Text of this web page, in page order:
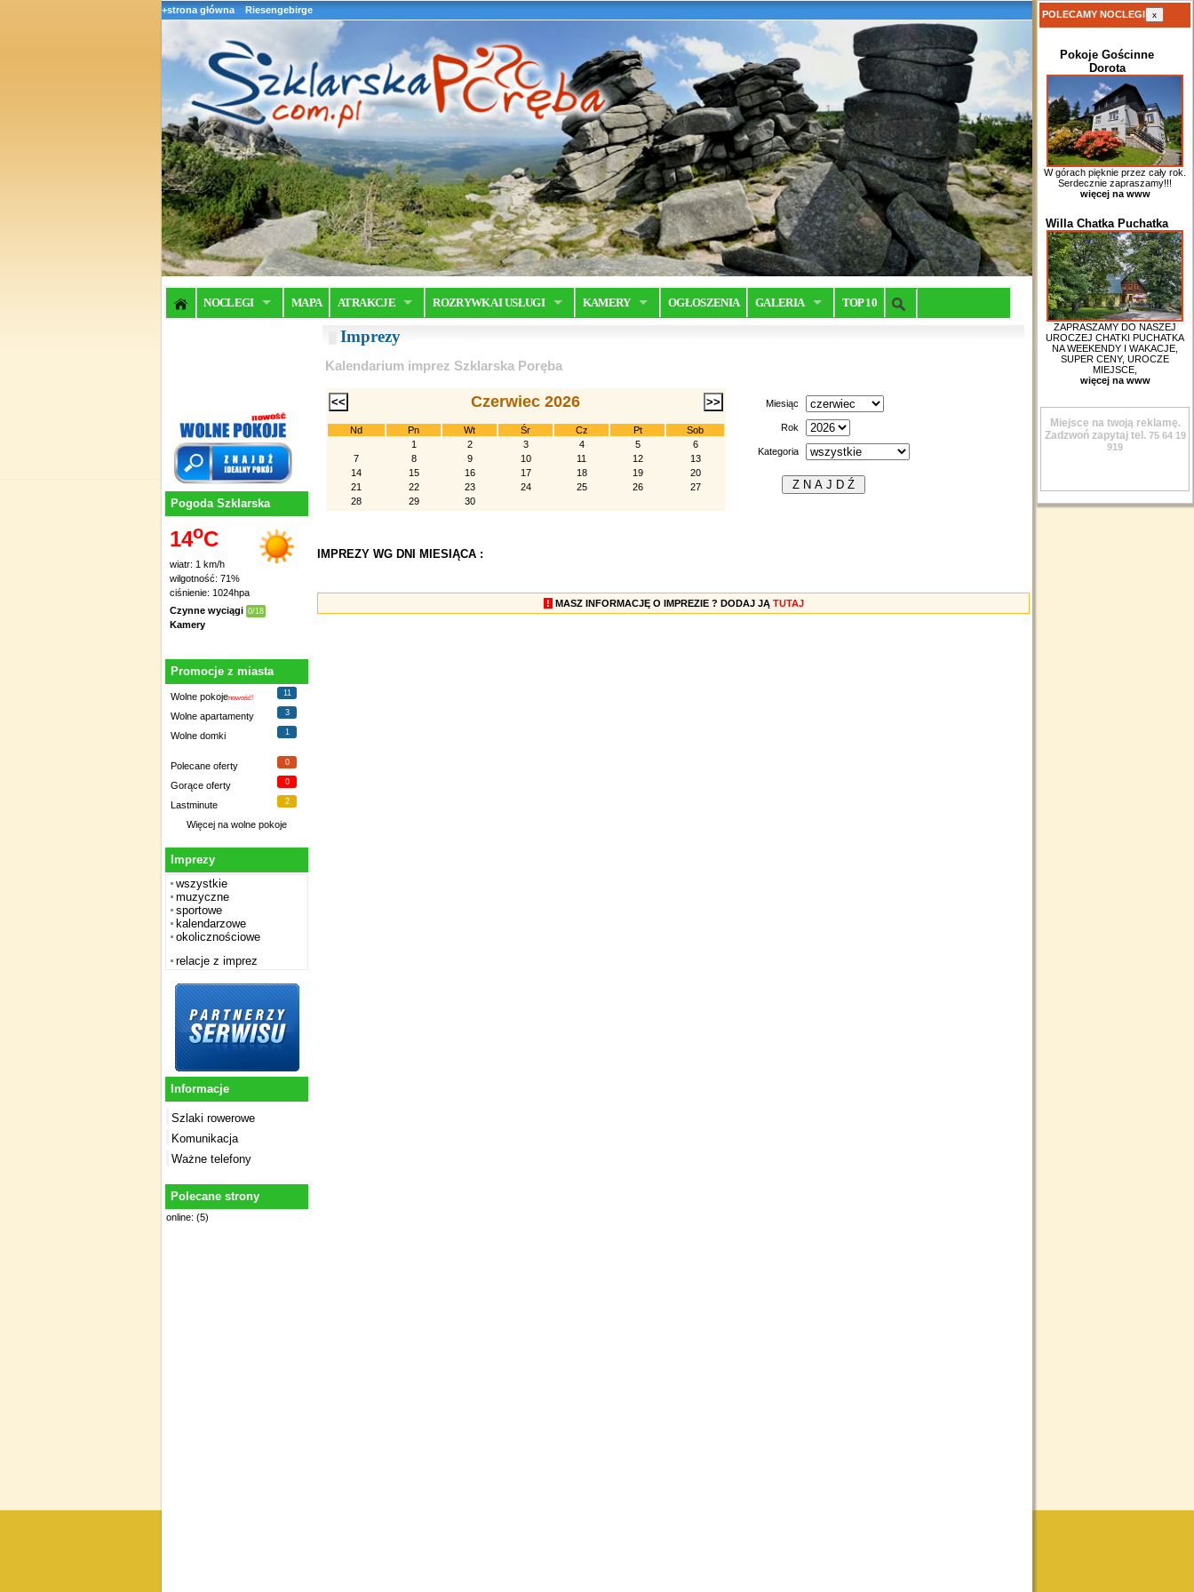
+strona główna Riesengebirge
NOCLEGI MAPA ATRAKCJE ROZRYWKA I USŁUGI KAMERY OGŁOSZENIA GALERIA TOP 10
Pogoda Szklarska
14oC
wiatr: 1 km/h
wilgotność: 71%
ciśnienie: 1024hpa
Czynne wyciągi 0/18
Kamery
Promocje z miasta
Wolne pokojenowość!
11
Wolne apartamenty 3
Wolne domki 1
Polecane oferty 0
Gorące oferty 0
Lastminute 2
Więcej na wolne pokoje
Imprezy
wszystkie
muzyczne
sportowe
kalendarzowe
okolicznościowe
relacje z imprez
Informacje
Szlaki rowerowe
Komunikacja
Ważne telefony
Polecane strony
online: (5)
Imprezy
Kalendarium imprez Szklarska Poręba
Czerwiec 2026
Nd Pn Wt Śr Cz Pt
Sob
1
2 3 4 5
6
7
8 9 10 11 12
13
14
15 16 17 18 19
20
21
22 23 24 25 26
27
28
29 30
Miesiąc
Rok
Kategoria
IMPREZY WG DNI MIESIĄCA :
! MASZ INFORMACJĘ O IMPREZIE ? DODAJ JĄ TUTAJ
POLECAMY NOCLEGI x
Pokoje Gościnne
Dorota
W górach pięknie przez cały rok.
Serdecznie zapraszamy!!!
więcej na www
Willa Chatka Puchatka
ZAPRASZAMY DO NASZEJ
UROCZEJ CHATKI PUCHATKA
NA WEEKENDY I WAKACJE,
SUPER CENY, UROCZE
MIEJSCE,
więcej na www
Miejsce na twoją reklamę.
Zadzwoń zapytaj tel. 75 64 19
919